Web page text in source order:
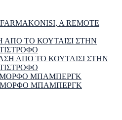
FARMAKONISI, A REMOTE
ΤΟ ΚΟΥΤΑΙΣΙ ΣΤΗΝ
ΑΠΟ ΤΟ ΚΟΥΤΑΙΣΙ ΣΤΗΝ
ΜΠΑΜΠΕΡΓΚ
ΜΠΑΜΠΕΡΓΚ